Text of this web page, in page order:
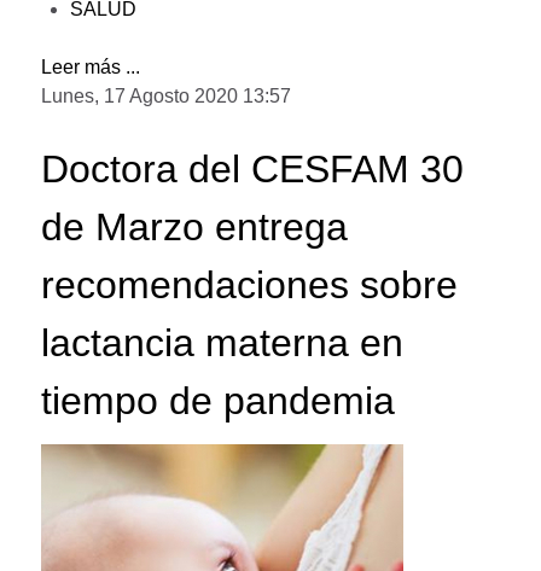
SALUD
Leer más ...
Lunes, 17 Agosto 2020 13:57
Doctora del CESFAM 30
de Marzo entrega
recomendaciones sobre
lactancia materna en
tiempo de pandemia